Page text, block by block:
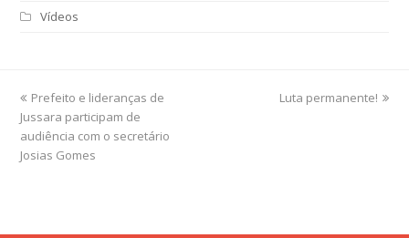
Vídeos
previous
post:
Prefeito e lideranças de
Jussara participam de
audiência com o secretário
Josias Gomes
next
Luta permanente!